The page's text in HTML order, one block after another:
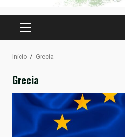
MENÚ
Inicio Grecia
Grecia